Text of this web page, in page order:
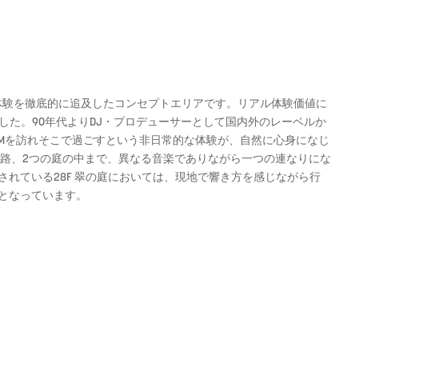
験を徹底的に追及したコンセプトエリアです。リアル体験価値に
た。90年代よりDJ・プロデューサーとして国内外のレーベルか
を訪れそこで過ごすという非日常的な体験が、自然に心身になじ
、2つの庭の中まで、異なる音楽でありながら一つの連なりにな
ている28F 翠の庭においては、現地で響き方を感じながら行
っています。